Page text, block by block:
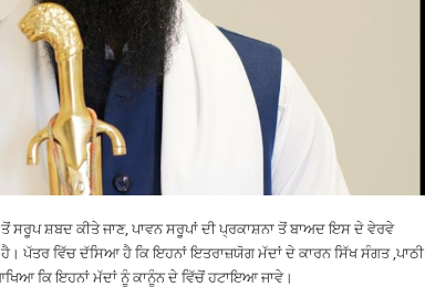
ਸ਼ਬਦ ਕੀਤੇ ਜਾਣ, ਪਾਵਨ ਸਰੂਪਾਂ ਦੀ ਪ੍ਰਕਾਸ਼ਨਾ ਤੋਂ ਬਾਅਦ ਇਸ ਦੇ ਵੇਰਵੇ
ਪੱਤਰ ਵਿੱਚ ਦੱਸਿਆ ਹੈ ਕਿ ਇਹਨਾਂ ਇਤਰਾਜ਼ਯੋਗ ਮੱਦਾਂ ਦੇ ਕਾਰਨ ਸਿੱਖ ਸੰਗਤ ,ਪਾਠੀ
ਕਿ ਇਹਨਾਂ ਮੱਦਾਂ ਨੂੰ ਕਾਨੂੰਨ ਦੇ ਵਿੱਚੋਂ ਹਟਾਇਆ ਜਾਵੇ।